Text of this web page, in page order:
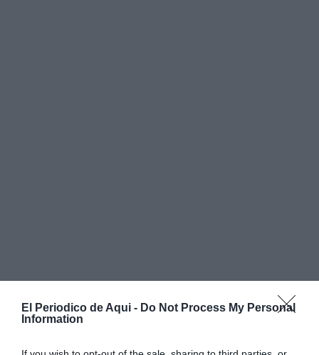
El Periodico de Aqui - Do Not Process My Personal
Information